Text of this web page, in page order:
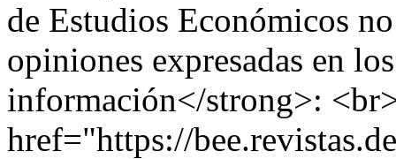
de Estudios Económicos
opiniones expresadas en
información</strong>:
href="https://